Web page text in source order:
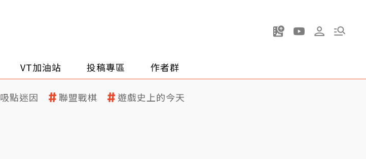
VT加油站 投稿專區 作者群
吸點迷因 聯盟戰棋 遊戲史上的今天